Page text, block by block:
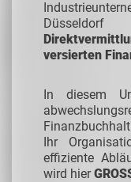
versierten
In diesem
Ihr
effiziente
wird hier